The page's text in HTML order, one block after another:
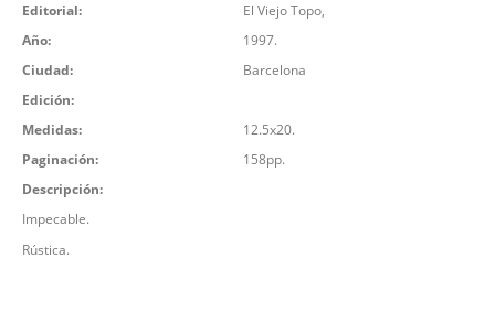
Editorial:
El Viejo Topo,
Año:
1997.
Ciudad:
Barcelona
Edición:
Medidas:
12.5x20.
Paginación:
158pp.
Descripción:
Impecable.
Rústica.